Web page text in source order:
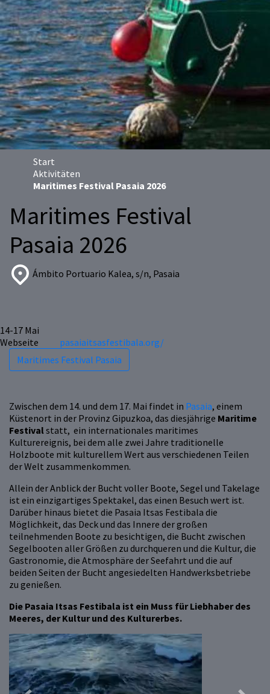
Start
Aktivitäten
Maritimes Festival Pasaia 2026
Maritimes Festival
Pasaia 2026
Ámbito Portuario Kalea, s/n, Pasaia
14-17 Mai
Webseite
pasaiaitsasfestibala.org/
Maritimes Festival Pasaia
Zwischen dem 14. und dem 17. Mai findet in Pasaia, einem
Küstenort in der Provinz Gipuzkoa, das diesjährige Maritime
Festivalstatt, ein internationales maritimes
Kulturereignis, bei dem alle zwei Jahre traditionelle
Holzboote mit kulturellem Wert aus verschiedenen Teilen
der Welt zusammenkommen.
Allein der Anblick der Bucht voller Boote, Segel und Takelage
ist ein einzigartiges Spektakel, das einen Besuch wert ist.
Darüber hinaus bietet die Pasaia Itsas Festibala die
Möglichkeit, das Deck und das Innere der großen
teilnehmenden Boote zu besichtigen, die Bucht zwischen
Segelbooten aller Größen zu durchqueren und die Kultur, die
Gastronomie, die Atmosphäre der Seefahrt und die auf
beiden Seiten der Bucht angesiedelten Handwerksbetriebe
zu genießen.
Die Pasaia Itsas Festibala ist ein Muss für Liebhaber des
Meeres, der Kultur und des Kulturerbes.